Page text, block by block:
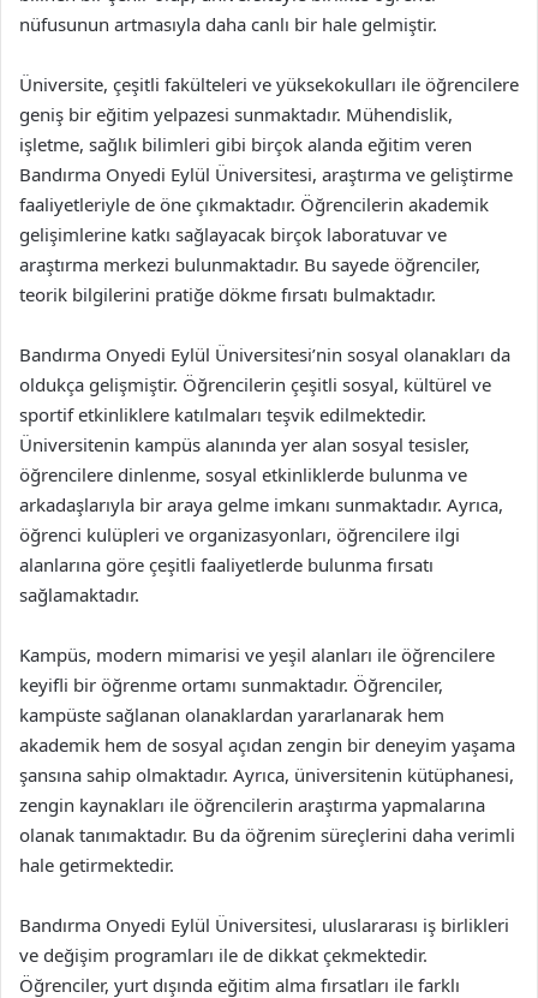
nüfusunun artmasıyla daha canlı bir hale gelmiştir.
Üniversite, çeşitli fakülteleri ve yüksekokulları ile öğrencilere
geniş bir eğitim yelpazesi sunmaktadır. Mühendislik,
işletme, sağlık bilimleri gibi birçok alanda eğitim veren
Bandırma Onyedi Eylül Üniversitesi, araştırma ve geliştirme
faaliyetleriyle de öne çıkmaktadır. Öğrencilerin akademik
gelişimlerine katkı sağlayacak birçok laboratuvar ve
araştırma merkezi bulunmaktadır. Bu sayede öğrenciler,
teorik bilgilerini pratiğe dökme fırsatı bulmaktadır.
Bandırma Onyedi Eylül Üniversitesi’nin sosyal olanakları da
oldukça gelişmiştir. Öğrencilerin çeşitli sosyal, kültürel ve
sportif etkinliklere katılmaları teşvik edilmektedir.
Üniversitenin kampüs alanında yer alan sosyal tesisler,
öğrencilere dinlenme, sosyal etkinliklerde bulunma ve
arkadaşlarıyla bir araya gelme imkanı sunmaktadır. Ayrıca,
öğrenci kulüpleri ve organizasyonları, öğrencilere ilgi
alanlarına göre çeşitli faaliyetlerde bulunma fırsatı
sağlamaktadır.
Kampüs, modern mimarisi ve yeşil alanları ile öğrencilere
keyifli bir öğrenme ortamı sunmaktadır. Öğrenciler,
kampüste sağlanan olanaklardan yararlanarak hem
akademik hem de sosyal açıdan zengin bir deneyim yaşama
şansına sahip olmaktadır. Ayrıca, üniversitenin kütüphanesi,
zengin kaynakları ile öğrencilerin araştırma yapmalarına
olanak tanımaktadır. Bu da öğrenim süreçlerini daha verimli
hale getirmektedir.
Bandırma Onyedi Eylül Üniversitesi, uluslararası iş birlikleri
ve değişim programları ile de dikkat çekmektedir.
Öğrenciler, yurt dışında eğitim alma fırsatları ile farklı